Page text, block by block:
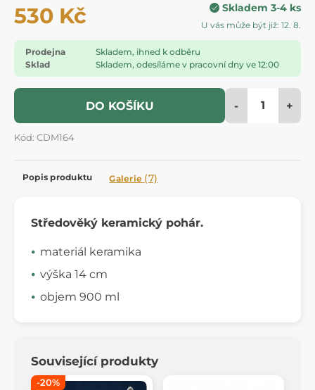
530 Kč Skladem 3-4 ks
U vás může být již: 12. 8.
Prodejna
Skladem, ihned k odběru
Sklad
Skladem, odesíláme v pracovní dny ve 12:00
DO KOŠÍKU - +
Kód: CDM164
Popis produktu Galerie (7)
Středověký keramický pohár.
materiál keramika
výška 14 cm
objem 900 ml
Související produkty
-20%